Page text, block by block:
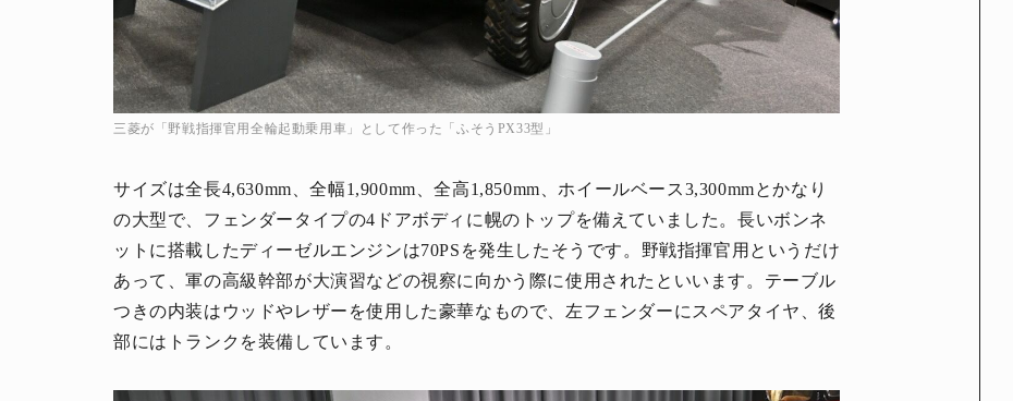
三菱が「野戦指揮官用全輪起動乗用車」として作った「ふそうPX33型」
サイズは全長4,630mm、全幅1,900mm、全高1,850mm、ホイールベース3,300mmとかなり
の大型で、フェンダータイプの4ドアボディに幌のトップを備えていました。長いボンネ
ットに搭載したディーゼルエンジンは70PSを発生したそうです。野戦指揮官用というだけ
あって、軍の高級幹部が大演習などの視察に向かう際に使用されたといいます。テーブル
つきの内装はウッドやレザーを使用した豪華なもので、左フェンダーにスペアタイヤ、後
部にはトランクを装備しています。